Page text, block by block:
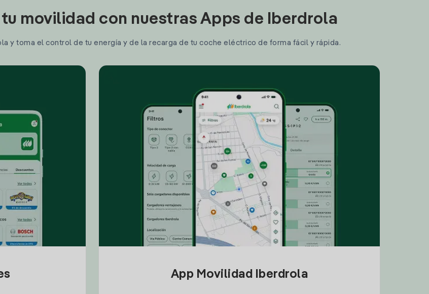
movilidad con nuestras Apps de Iberdrola
y toma el control de tu energía y de la recarga de tu coche eléctrico de forma fácil y rápida.
App Movilidad Iberdrola